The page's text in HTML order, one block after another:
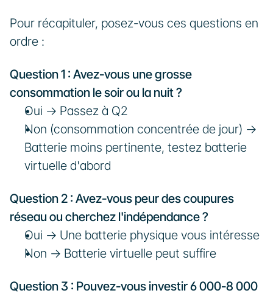
Pour récapituler, posez-vous ces questions en
ordre :
Question 1 : Avez-vous une grosse
consommation le soir ou la nuit ?
Oui → Passez à Q2
Non (consommation concentrée de jour) →
Batterie moins pertinente, testez batterie
virtuelle d'abord
Question 2 : Avez-vous peur des coupures
réseau ou cherchez l'indépendance ?
Oui → Une batterie physique vous intéresse
Non → Batterie virtuelle peut suffire
Question 3 : Pouvez-vous investir 6 000-8 000